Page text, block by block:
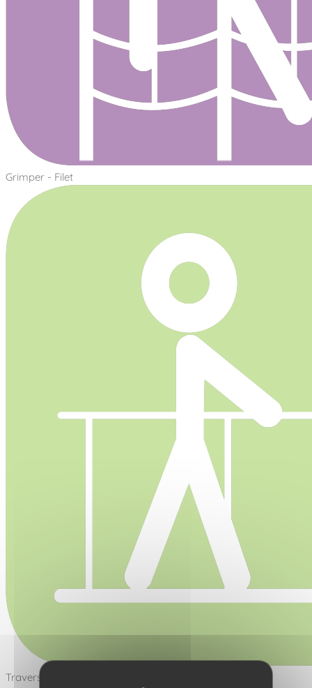
Grimper - Filet
Traverser